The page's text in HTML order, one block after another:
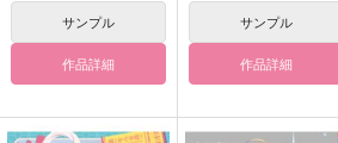
サンプル
作品詳細
サンプル
作品詳細